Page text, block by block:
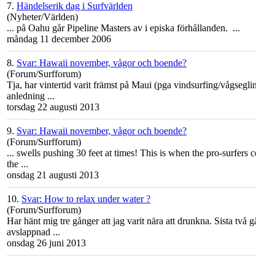
7. Händelserik dag i Surfvärlden
(Nyheter/Världen)
... på Oahu går Pipeline Masters av i episka förhållanden. ...
måndag 11 december 2006
8. Svar: Hawaii november, vågor och boende?
(Forum/Surfforum)
Tja, har vintertid varit främst på Maui (pga vindsurfing/
anledning ...
torsdag 22 augusti 2013
9. Svar: Hawaii november, vågor och boende?
(Forum/Surfforum)
... swells pushing 30 feet at times! This is when the pro-
the ...
onsdag 21 augusti 2013
10. Svar: How to relax under water ?
(Forum/Surfforum)
Har hänt mig tre gånger att jag varit nära att drunkna. Sista två
avslappnad ...
onsdag 26 juni 2013